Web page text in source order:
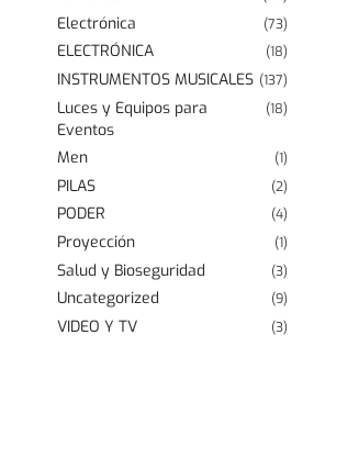
Electrónica (73)
ELECTRÓNICA (18)
INSTRUMENTOS MUSICALES (137)
Luces y Equipos para
Eventos
(18)
Men (1)
PILAS (2)
PODER (4)
Proyección (1)
Salud y Bioseguridad (3)
Uncategorized (9)
VIDEO Y TV (3)